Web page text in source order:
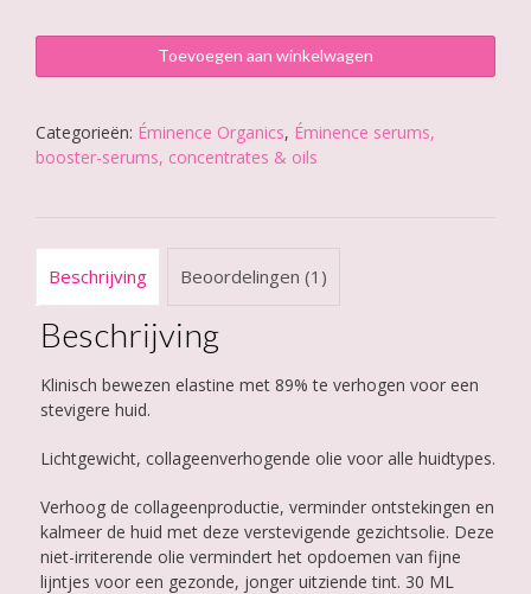
Rosehip
Firming
Oil
Toevoegen aan winkelwagen
Categorieën: Éminence Organics, Éminence serums,
booster-serums, concentrates & oils
Beschrijving Beoordelingen (1)
Beschrijving
Klinisch bewezen elastine met 89% te verhogen voor een
stevigere huid.
Lichtgewicht, collageenverhogende olie voor alle huidtypes.
Verhoog de collageenproductie, verminder ontstekingen en
kalmeer de huid met deze verstevigende gezichtsolie. Deze
niet-irriterende olie vermindert het opdoemen van fijne
lijntjes voor een gezonde, jonger uitziende tint. 30 ML